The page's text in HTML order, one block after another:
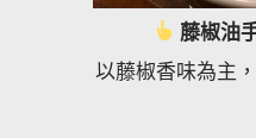
藤椒油
以藤椒香味為主